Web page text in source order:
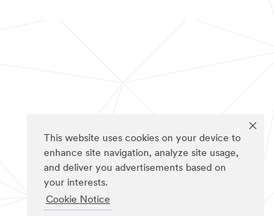
This website uses cookies on your device to
enhance site navigation, analyze site usage,
and deliver you advertisements based on
your interests.
Cookie Notice